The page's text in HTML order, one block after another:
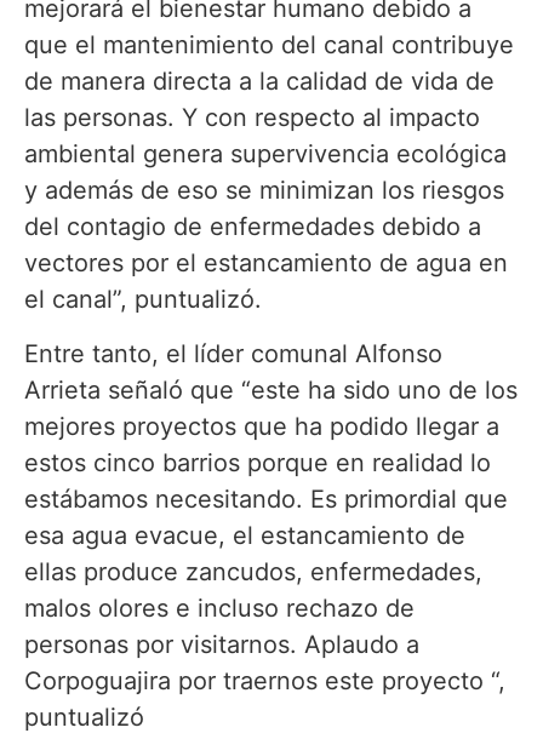
mejorará el bienestar humano debido a
que el mantenimiento del canal contribuye
de manera directa a la calidad de vida de
las personas. Y con respecto al impacto
ambiental genera supervivencia ecológica
y además de eso se minimizan los riesgos
del contagio de enfermedades debido a
vectores por el estancamiento de agua en
el canal”, puntualizó.
Entre tanto, el líder comunal Alfonso
Arrieta señaló que “este ha sido uno de los
mejores proyectos que ha podido llegar a
estos cinco barrios porque en realidad lo
estábamos necesitando. Es primordial que
esa agua evacue, el estancamiento de
ellas produce zancudos, enfermedades,
malos olores e incluso rechazo de
personas por visitarnos. Aplaudo a
Corpoguajira por traernos este proyecto “,
puntualizó